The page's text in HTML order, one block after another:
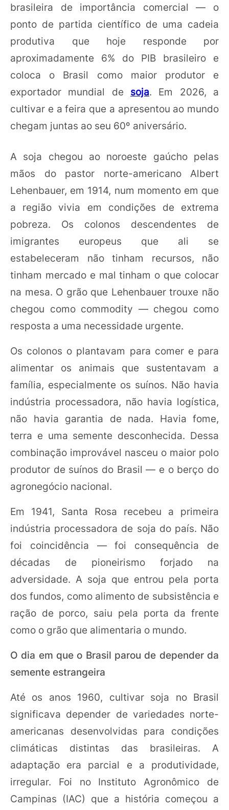
brasileira de importância comercial — o
ponto de partida científico de uma cadeia
produtiva que hoje responde por
aproximadamente 6% do PIB brasileiro e
coloca o Brasil como maior produtor e
exportador mundial de soja. Em 2026, a
cultivar e a feira que a apresentou ao mundo
chegam juntas ao seu 60º aniversário.
A soja chegou ao noroeste gaúcho pelas
mãos do pastor norte-americano Albert
Lehenbauer, em 1914, num momento em que
a região vivia em condições de extrema
pobreza. Os colonos descendentes de
imigrantes europeus que ali se
estabeleceram não tinham recursos, não
tinham mercado e mal tinham o que colocar
na mesa. O grão que Lehenbauer trouxe não
chegou como commodity — chegou como
resposta a uma necessidade urgente.
Os colonos o plantavam para comer e para
alimentar os animais que sustentavam a
família, especialmente os suínos. Não havia
indústria processadora, não havia logística,
não havia garantia de nada. Havia fome,
terra e uma semente desconhecida. Dessa
combinação improvável nasceu o maior polo
produtor de suínos do Brasil — e o berço do
agronegócio nacional.
Em 1941, Santa Rosa recebeu a primeira
indústria processadora de soja do país. Não
foi coincidência — foi consequência de
décadas de pioneirismo forjado na
adversidade. A soja que entrou pela porta
dos fundos, como alimento de subsistência e
ração de porco, saiu pela porta da frente
como o grão que alimentaria o mundo.
O dia em que o Brasil parou de depender da
semente estrangeira
Até os anos 1960, cultivar soja no Brasil
significava depender de variedades norte-
americanas desenvolvidas para condições
climáticas distintas das brasileiras. A
adaptação era parcial e a produtividade,
irregular. Foi no Instituto Agronômico de
Campinas (IAC) que a história começou a